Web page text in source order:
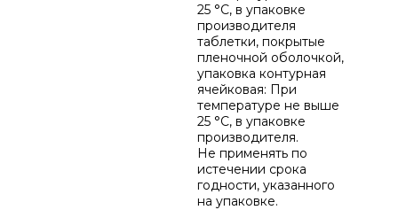
25 °C, в упаковке
производителя
таблетки, покрытые
пленочной оболочкой,
упаковка контурная
ячейковая: При
температуре не выше
25 °C, в упаковке
производителя.
Не применять по
истечении срока
годности, указанного
на упаковке.